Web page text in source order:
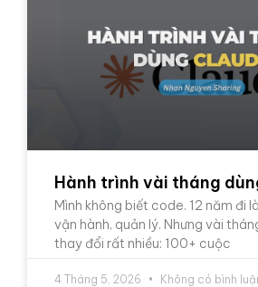
Hành trình vài tháng
Mình không biết code. 12 năm đi
vận hành, quản lý. Nhưng vài
thay đổi rất nhiều: 100+ cuộc
4 Tháng 5, 2026 Không có bình